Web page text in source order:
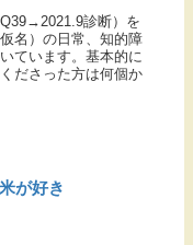
診断）を
名）の日常、知的障
ています。基本的に
ださった方は何個か
が好き